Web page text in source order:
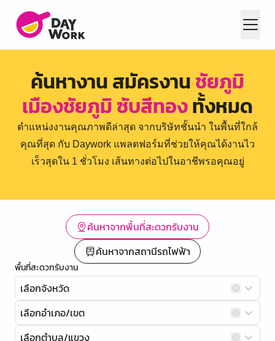
ค้นหางาน สมัครงานชัยภูมิ
เมืองชัยภูมิ ซับสีทองทั้งหมด
ตำแหน่งงานคุณภาพดีล่าสุด จากบริษัทชั้นนำ ในพื้นที่ใกล้
คุณที่สุด กับ Daywork แพลตฟอร์มที่ช่วยให้คุณได้งานไว
เร็วสุดใน 1 ชั่วโมง เส้นทางต่อไปในอาชีพรอคุณอยู่
ค้นหาจากพื้นที่สะดวกรับงาน
ค้นหาจากสถานีรถไฟฟ้า
พื้นที่สะดวกรับงาน
เลือกจังหวัด
เลือกอำเภอ/เขต
เลือกตำบล/แขวง